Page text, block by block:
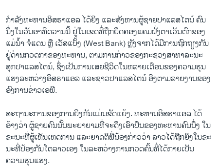
ພາສາຕ່າງໆ
ກຳ​ລັງ​ທະ​ຫ​ານ​ອິ​ສ​ຣາ​ແອ​ລ ໄດ້ຍິງ ແລະ​ສັງ​ຫານ​ຜູ້​ຊາຍ​ປາ​ແລສ​ໄຕ​ນ໌ ຄົນ​
ນຶ່ງ​ໃນ​ວັນ​ອາ​ທິດ​ວານ​ນີ້ ຢູ່ໃນ​ເຂດທີ່​ຖືກ​ຍຶດ​ຄອງ​ແຄມ​ຝັ່ງ​ຕາ​ເວັນຕົກຂອງ​
ແມ່​ນໍ້າ ຈໍ​ແດນ ຫຼື ເວັ​ສ​ແບັ້ງ (West Bank) ຫຼັງ​ຈາກ​ໄດ້​ມີ​ການຖົກ​ຖຽງ​ກັນ​
ຢູ່​ດ່ານກວດ​ກາຂອງ​ທະ​ຫານ, ​ຕາມ​ການ​ກ່າວ​ຂອງ​ກະ​ຊວງ​ສາ​ທາ​ລະ​ນະ​
ສຸກ​ປາ​ແລສ​ໄຕ​ນ໌, ຊຶ່ງເປັນ​ການ​ເສຍ​ຊີ​ວິດໃນ​ຫລາຍ​ເດືອນ​ຂອງ​ຄວາມ​ຮຸນ​
ແຮງ​ລະ​ຫວ່າງ​ອິ​ສ​ຣາ​ແອ​ລ ແລະ​ຊາວ​ປາ​ແລ​ສ​ໄຕ​ນ໌ ​ອີງ​ຕາ​ມ​ລາຍ​ງານ​ຂອ​ງ​
ອົງ​ການ​ຂ່າວ​ເອ​ພີ.
ສະຖາ​ນະ​ການ​ຂອງ​ການ​ຍິງ​ກັນ​ແມ່ນ​ຂັດ​ແຍ້ງ. ​ທະ​ຫານ​ອິ​ສ​ຣາ​ແອ​ລ ໄດ້​
ອ້າງວ່າ ຜູ້​ຊາຍ​ຄົນ​ນັ້ນ​ພະ​ຍາ​ຍາມ​ທີ່​ຈະ​ດຶງ​ເອົາ​ປືນ​ຂອງ​ທະ​ຫານຄົນ​ນຶ່ງ ໃນ​
ຂະ​ນະ​ທີ່ຜູ້​ເຫັນ​ເຫດ​ການ ແລະ​ຍາດ​ຕິພີ່​ນ້ອງ​ກ່າວ​ວ່າ ລາວ​ໄດ້​ຖືກ​ຍິງ​ໃນ​ຂະ​
ນະ​ທີ່ປ້ອງ​ກັ​ນ​ໂຕລາວ​ເອງ ໃນລະ​ຫວ່າງ​ການກວດ​ຄົ້ນ​ທີ່​ໄດ້​ກາຍ​ເປັນ​
ຄວາມ​ຮຸນ​ແຮງ.